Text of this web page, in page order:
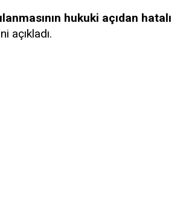
hukuki açıdan hatalı
açıkladı.